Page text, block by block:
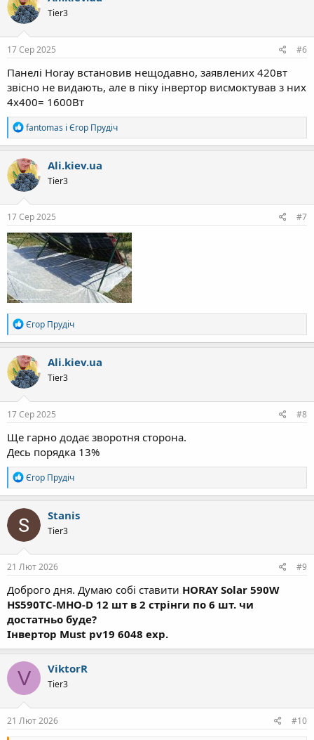
Tier3
17 Сер 2025 #6
Панелі Horay встановив нещодавно, заявлених 420вт
звісно не видають, але в піку інвертор висмоктував з них
4х400= 1600Вт
Р
е
а
к
ц
і
ї
:
fantomas і Єгор Прудіч
Ali.kiev.ua
Tier3
17 Сер 2025 #7
Р
е
а
к
ц
і
ї
:
Єгор Прудіч
Ali.kiev.ua
Tier3
17 Сер 2025 #8
Ще гарно додає зворотня сторона.
Десь порядка 13%
Р
е
а
к
ц
і
ї
:
Єгор Прудіч
Stanis
Tier3
21 Лют 2026 #9
Доброго дня. Думаю собі ставити HORAY Solar 590W
HS590TC-MHO-D 12 шт в 2 стрінги по 6 шт. чи
достатньо буде?
Інвертор Must pv19 6048 exp.
V ViktorR
Tier3
21 Лют 2026 #10